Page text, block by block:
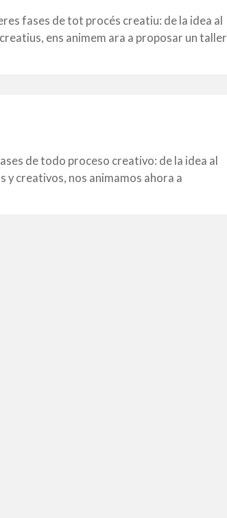
fases de tot procés creatiu: de la idea al
ens animem ara a proposar un taller
de todo proceso creativo: de la idea al
creativos, nos animamos ahora a